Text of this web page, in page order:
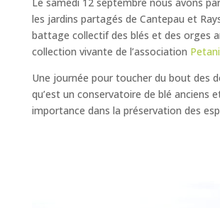
les jardins partagés de Cantepau et
battage collectif des blés et des orges
collection vivante de l’association
Une journée pour toucher du bout des
qu’est un conservatoire de blé anciens
importance dans la préservation des